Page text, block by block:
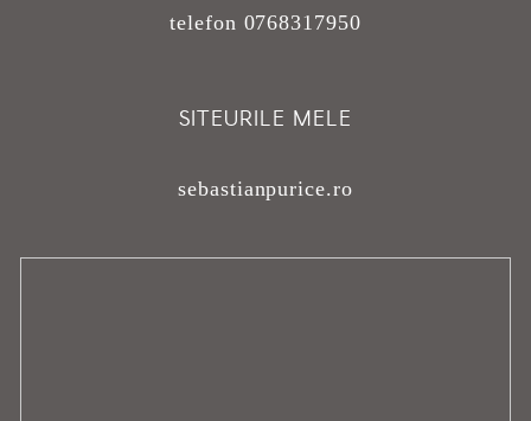
telefon 0768317950
SITEURILE MELE
sebastianpurice.ro